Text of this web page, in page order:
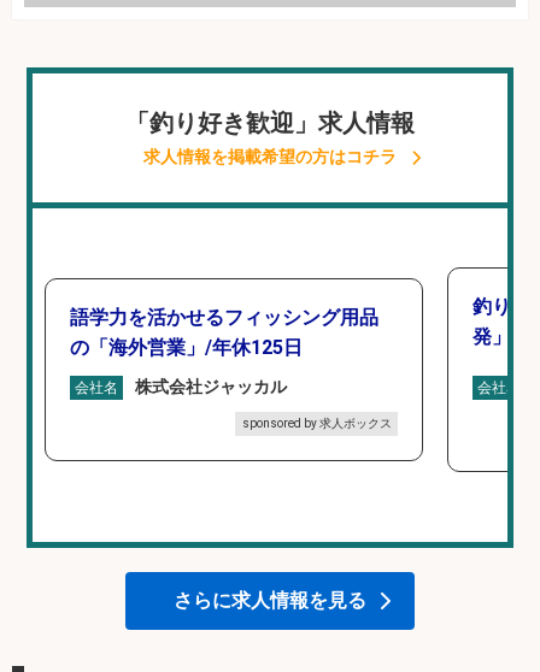
「釣り好き歓迎」求人情報
求人情報を掲載希望の方はコチラ
語学力を活かせるフィッシング用品
の「海外営業」/年休125日
会社名 株式会社ジャッカル
sponsored by 求人ボックス
釣り好
発」/
会社名
さらに求人情報を見る